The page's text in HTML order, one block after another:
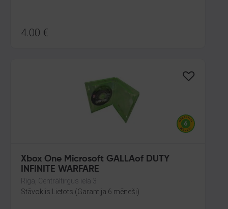
4.00 €
Xbox One Microsoft GALLAof DUTY
INFINITE WARFARE
Rīga, Centrāltirgus iela 3
Stāvoklis Lietots (Garantija 6 mēneši)